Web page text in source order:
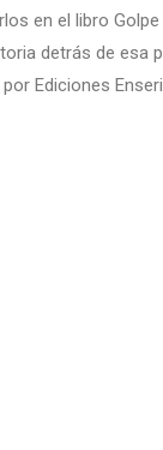
en el libro
detrás de esa
Ediciones